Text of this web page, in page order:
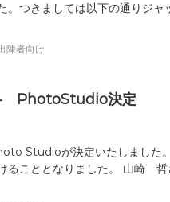
。つきましては以下の通りジャ
陳者向け
PhotoStudio決定
Studioが決定いたしました
ることとなりました。 山崎